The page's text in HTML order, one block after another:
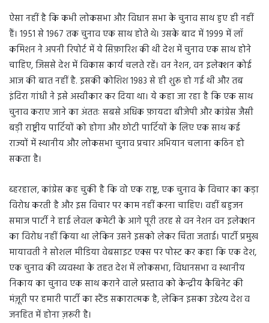
ऐसा नहीं है कि कभी लोकसभा और विधान सभा के चुनाव साथ हुए ही नहीं
हैं। 1951 से 1967 तक चुनाव एक साथ होते थे। उसके बाद में 1999 में लॉ
कमिशन ने अपनी रिपोर्ट में ये सिफ़ारिश की थी देश में चुनाव एक साथ होने
चाहिए, जिससे देश में विकास कार्य चलते रहें। वन नेशन, वन इलेक्शन कोई
आज की बात नहीं है. इसकी कोशिश 1983 से ही शुरू हो गई थी और तब
इंदिरा गांधी ने इसे अस्वीकार कर दिया था। ये कहा जा रहा है कि एक साथ
चुनाव कराए जाने का अंततः सबसे अधिक फ़ायदा बीजेपी और कांग्रेस जैसी
बड़ी राष्ट्रीय पार्टियों को होगा और छोटी पार्टियों के लिए एक साथ कई
राज्यों में स्थानीय और लोकसभा चुनाव प्रचार अभियान चलाना कठिन हो
सकता है।
ब्हरहाल, कांग्रेस कह चुकी है कि वो एक राष्ट्र, एक चुनाव के विचार का कड़ा
विरोध करती है और इस विचार पर काम नहीं करना चाहिए। वहीं बहुजन
समाज पार्टी ने हाई लेवल कमेटी के आगे पूरी तरह से वन नेशन वन इलेक्शन
का विरोध नहीं किया था लेकिन उसने इसको लेकर चिंता जताई। पार्टी प्रमुख
मायावती ने सोशल मीडिया वेबसाइट एक्स पर पोस्ट कर कहा कि एक देश,
एक चुनाव की व्यवस्था के तहत देश में लोकसभा, विधानसभा व स्थानीय
निकाय का चुनाव एक साथ कराने वाले प्रस्ताव को केन्द्रीय कैबिनेट की
मंज़ूरी पर हमारी पार्टी का स्टैंड सकारात्मक है, लेकिन इसका उद्देश्य देश व
जनहित में होना ज़रूरी है।